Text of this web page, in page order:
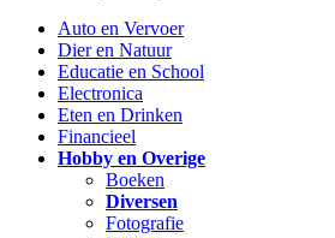
Auto en Vervoer
Dier en Natuur
Educatie en School
Electronica
Eten en Drinken
Financieel
Hobby en Overige
Boeken
Diversen
Fotografie